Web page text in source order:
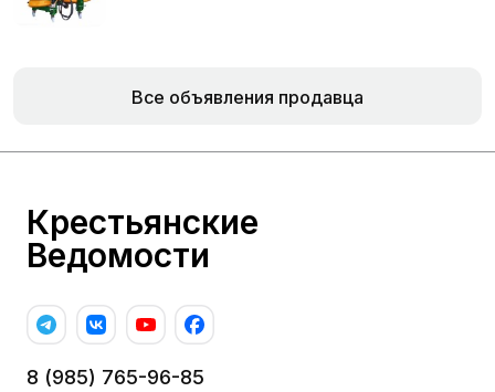
Все объявления продавца
Крестьянские
Ведомости
8 (985) 765-96-85